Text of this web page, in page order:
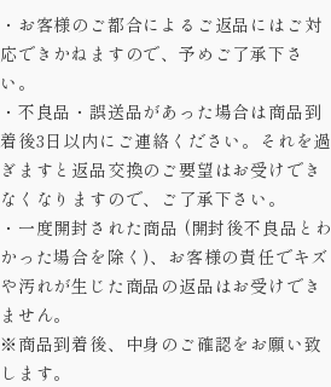
・お客様のご都合によるご返品にはご対
応できかねますので、予めご了承下さ
い。
・不良品・誤送品があった場合は商品到
着後3日以内にご連絡ください。それを過
ぎますと返品交換のご要望はお受けでき
なくなりますので、ご了承下さい。
・一度開封された商品 (開封後不良品とわ
かった場合を除く)、お客様の責任でキズ
や汚れが生じた商品の返品はお受けでき
ません。
※商品到着後、中身のご確認をお願い致
します。